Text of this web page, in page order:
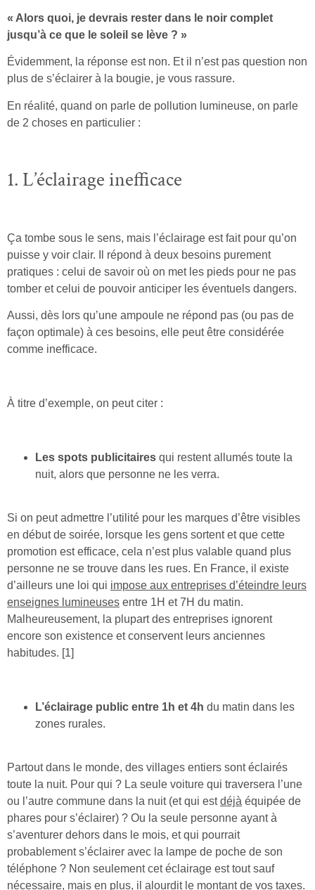
« Alors quoi, je devrais rester dans le noir complet
jusqu’à ce que le soleil se lève ? »
Évidemment, la réponse est non. Et il n’est pas question non
plus de s’éclairer à la bougie, je vous rassure.
En réalité, quand on parle de pollution lumineuse, on parle
de 2 choses en particulier :
1. L’éclairage inefficace
Ça tombe sous le sens, mais l’éclairage est fait pour qu’on
puisse y voir clair. Il répond à deux besoins purement
pratiques : celui de savoir où on met les pieds pour ne pas
tomber et celui de pouvoir anticiper les éventuels dangers.
Aussi, dès lors qu’une ampoule ne répond pas (ou pas de
façon optimale) à ces besoins, elle peut être considérée
comme inefficace.
À titre d’exemple, on peut citer :
Les spots publicitaires qui restent allumés toute la
nuit, alors que personne ne les verra.
Si on peut admettre l’utilité pour les marques d’être visibles
en début de soirée, lorsque les gens sortent et que cette
promotion est efficace, cela n’est plus valable quand plus
personne ne se trouve dans les rues. En France, il existe
d’ailleurs une loi qui impose aux entreprises d’éteindre leurs
enseignes lumineuses entre 1H et 7H du matin.
Malheureusement, la plupart des entreprises ignorent
encore son existence et conservent leurs anciennes
habitudes. [1]
L’éclairage public entre 1h et 4h du matin dans les
zones rurales.
Partout dans le monde, des villages entiers sont éclairés
toute la nuit. Pour qui ? La seule voiture qui traversera l’une
ou l’autre commune dans la nuit (et qui estdéjà équipée de
phares pour s’éclairer) ? Ou la seule personne ayant à
s’aventurer dehors dans le mois, et qui pourrait
probablement s’éclairer avec la lampe de poche de son
téléphone ? Non seulement cet éclairage est tout sauf
nécessaire, mais en plus, il alourdit le montant de vos taxes.